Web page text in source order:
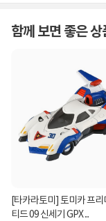
함께 보면 좋은 상
[타카라토미] 토미카 프리
티드 09 신세기 GPX ...